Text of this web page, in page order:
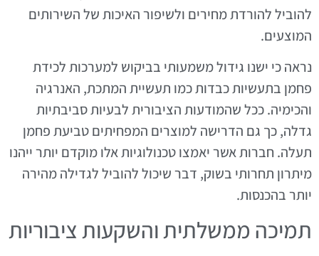
להוביל להורדת מחירים ולשיפור האיכות של השירותים
המוצעים.
נראה כי ישנו גידול משמעותי בביקוש למערכות לכידת
פחמן בתעשיות כבדות כמו תעשיית המתכת, האנרגיה
והכימיה. ככל שהמודעות הציבורית לבעיות סביבתיות
גדלה, כך גם הדרישה למוצרים המפחיתים טביעת פחמן
תעלה. חברות אשר יאמצו טכנולוגיות אלו מוקדם יותר ייהנו
מיתרון תחרותי בשוק, דבר שיכול להוביל לגדילה מהירה
יותר בהכנסות.
תמיכה ממשלתית והשקעות ציבוריות